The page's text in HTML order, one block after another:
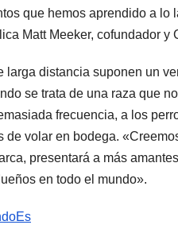
que hemos aprendido a
Matt Meeker, cofundador y
larga distancia suponen un
se trata de una raza que
frecuencia, a los
de volar en bodega.
presentará a más
en todo el mundo».